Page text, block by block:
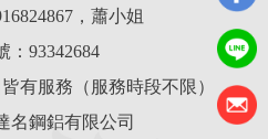
，蕭小姐
：93342684
有服務（服務時段不限）
名鋼鋁有限公司